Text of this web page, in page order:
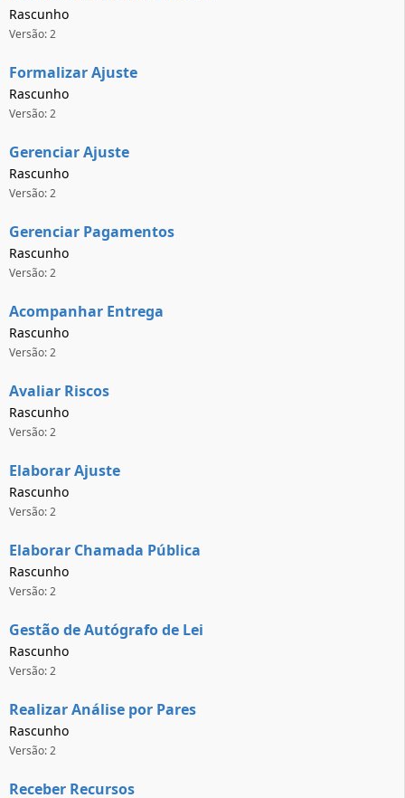
Rascunho
Versão: 2
Formalizar Ajuste
Rascunho
Versão: 2
Gerenciar Ajuste
Rascunho
Versão: 2
Gerenciar Pagamentos
Rascunho
Versão: 2
Acompanhar Entrega
Rascunho
Versão: 2
Avaliar Riscos
Rascunho
Versão: 2
Elaborar Ajuste
Rascunho
Versão: 2
Elaborar Chamada Pública
Rascunho
Versão: 2
Gestão de Autógrafo de Lei
Rascunho
Versão: 2
Realizar Análise por Pares
Rascunho
Versão: 2
Receber Recursos